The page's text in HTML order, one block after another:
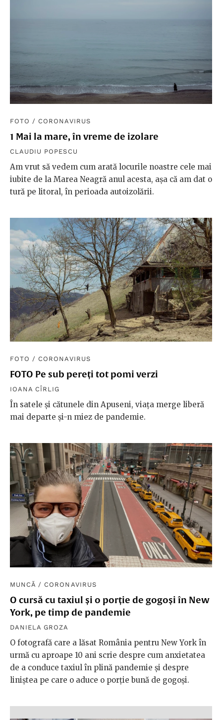
FOTO / CORONAVIRUS
1 Mai la mare, în vreme de izolare
CLAUDIU POPESCU
Am vrut să vedem cum arată locurile noastre cele mai
iubite de la Marea Neagră anul acesta, așa că am dat o
tură pe litoral, în perioada autoizolării.
FOTO / CORONAVIRUS
FOTO Pe sub pereți tot pomi verzi
IOANA CÎRLIG
În satele și cătunele din Apuseni, viața merge liberă
mai departe și-n miez de pandemie.
MUNCĂ / CORONAVIRUS
O cursă cu taxiul și o porție de gogoși în New
York, pe timp de pandemie
DANIELA GROZA
O fotografă care a lăsat România pentru New York în
urmă cu aproape 10 ani scrie despre cum anxietatea
de a conduce taxiul în plină pandemie și despre
liniștea pe care o aduce o porție bună de gogoși.